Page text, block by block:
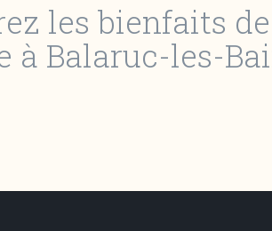
les bienfaits
à Balaruc-les-